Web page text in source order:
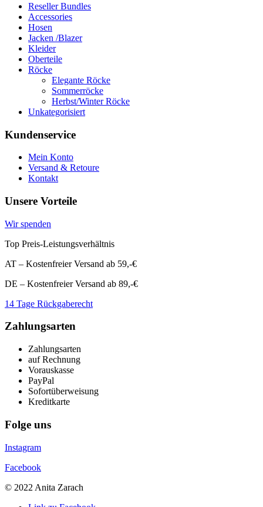
Reseller Bundles
Accessories
Hosen
Jacken /Blazer
Kleider
Oberteile
Röcke
Elegante Röcke
Sommerröcke
Herbst/Winter Röcke
Unkategorisiert
Kundenservice
Mein Konto
Versand & Retoure
Kontakt
Unsere Vorteile
Wir spenden
Top Preis-Leistungsverhältnis
AT – Kostenfreier Versand ab 59,-€
DE – Kostenfreier Versand ab 89,-€
14 Tage Rückgaberecht
Zahlungsarten
Zahlungsarten
auf Rechnung
Vorauskasse
PayPal
Sofortüberweisung
Kreditkarte
Folge uns
Instagram
Facebook
© 2022 Anita Zarach